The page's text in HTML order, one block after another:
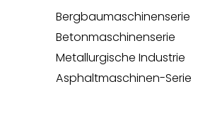
Bergbaumaschinenserie
Betonmaschinenserie
Metallurgische Industrie
Asphaltmaschinen-Serie